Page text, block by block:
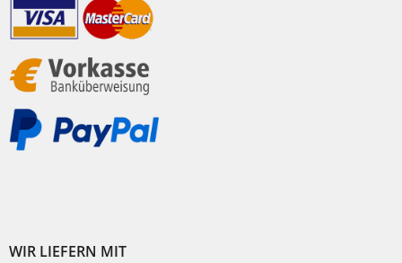
WIR LIEFERN MIT